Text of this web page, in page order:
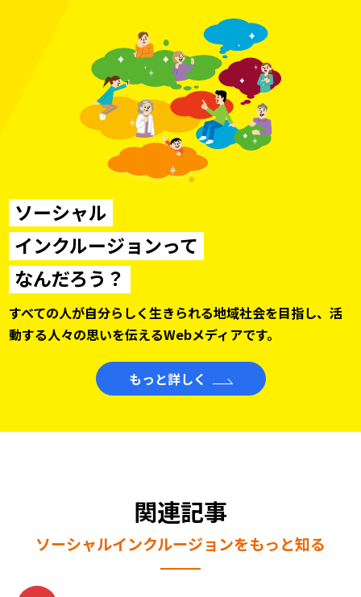
ソーシャル
インクルージョンって
なんだろう？
すべての人が自分らしく生きられる地域社会を目指し、活
動する人々の思いを伝えるWebメディアです。
もっと詳しく
関連記事
ソーシャルインクルージョンをもっと知る